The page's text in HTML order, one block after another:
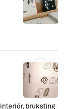
bruksting